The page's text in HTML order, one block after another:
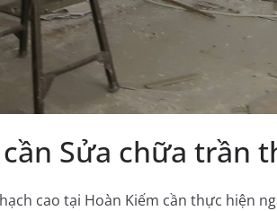
Sửa chữa trần
cao tại Hoàn Kiếm cần thực hiện